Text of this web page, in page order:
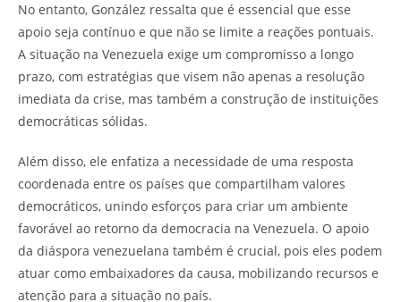
No entanto, González ressalta que é essencial que esse
apoio seja contínuo e que não se limite a reações pontuais.
A situação na Venezuela exige um compromisso a longo
prazo, com estratégias que visem não apenas a resolução
imediata da crise, mas também a construção de instituições
democráticas sólidas.
Além disso, ele enfatiza a necessidade de uma resposta
coordenada entre os países que compartilham valores
democráticos, unindo esforços para criar um ambiente
favorável ao retorno da democracia na Venezuela. O apoio
da diáspora venezuelana também é crucial, pois eles podem
atuar como embaixadores da causa, mobilizando recursos e
atenção para a situação no país.